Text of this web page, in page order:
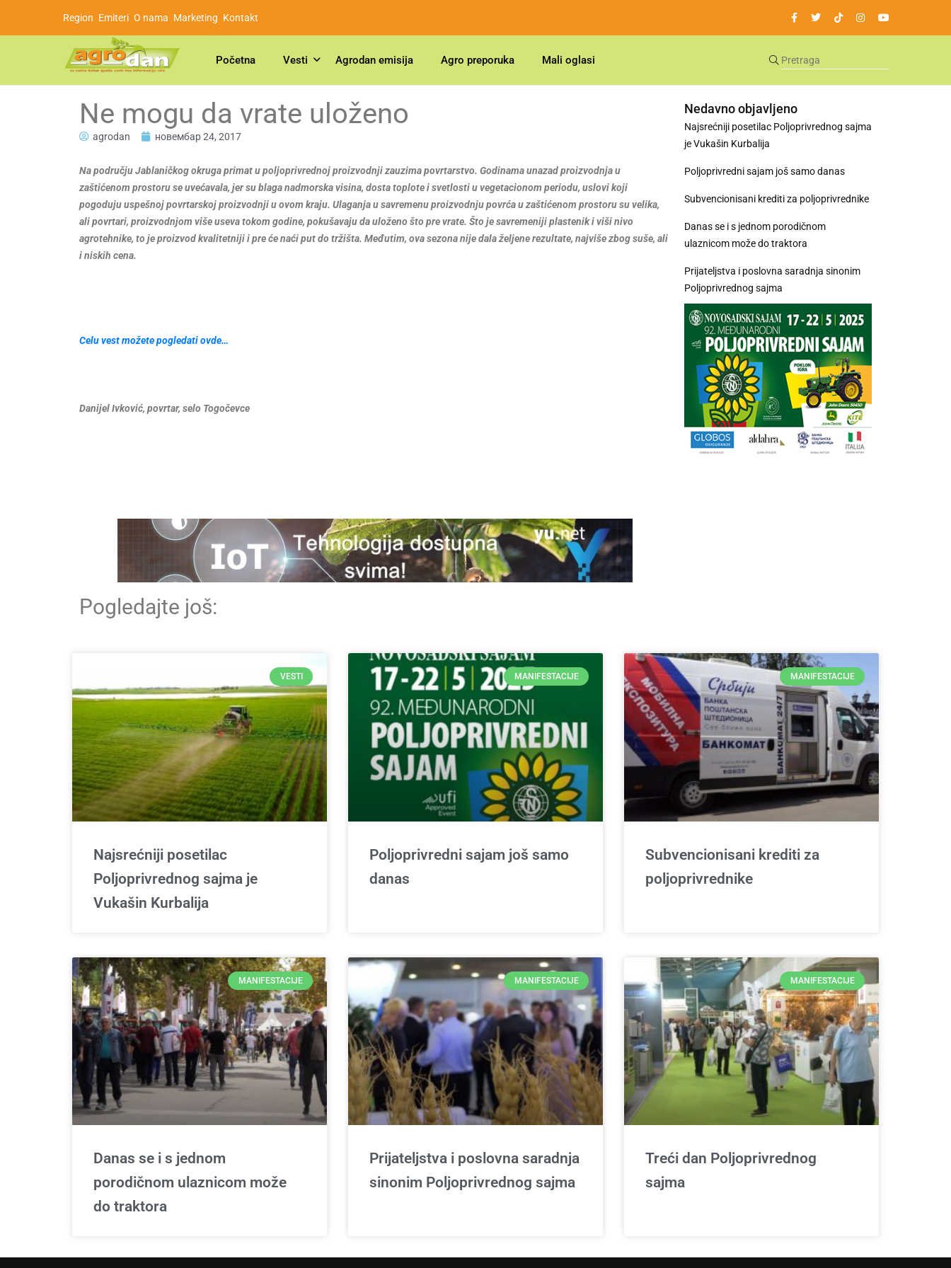
Region Emiteri O nama Marketing Kontakt
Početna Vesti Agrodan emisija Agro preporuka Mali oglasi
Ne mogu da vrate uloženo
agrodan новембар 24, 2017
Na području Jablaničkog okruga primat u poljoprivrednoj proizvodnji zauzima povrtarstvo. Godinama unazad proizvodnja u
zaštićenom prostoru se uvećavala, jer su blaga nadmorska visina, dosta toplote i svetlosti u vegetacionom periodu, uslovi koji
pogoduju uspešnoj povrtarskoj proizvodnji u ovom kraju. Ulaganja u savremenu proizvodnju povrća u zaštićenom prostoru su velika,
ali povrtari, proizvodnjom više useva tokom godine, pokušavaju da uloženo što pre vrate. Što je savremeniji plastenik i viši nivo
agrotehnike, to je proizvod kvalitetniji i pre će naći put do tržišta. Međutim, ova sezona nije dala željene rezultate, najviše zbog suše, ali
i niskih cena.
Celu vest možete pogledati ovde…
Danijel Ivković, povrtar, selo Togočevce
Pogledajte još:
Nedavno objavljeno
Najsrećniji posetilac Poljoprivrednog sajma
je Vukašin Kurbalija
Poljoprivredni sajam još samo danas
Subvencionisani krediti za poljoprivrednike
Danas se i s jednom porodičnom
ulaznicom može do traktora
Prijateljstva i poslovna saradnja sinonim
Poljoprivrednog sajma
VESTI
Najsrećniji posetilac
Poljoprivrednog sajma je
Vukašin Kurbalija
MANIFESTACIJE
Poljoprivredni sajam još samo
danas
MANIFESTACIJE
Subvencionisani krediti za
poljoprivrednike
MANIFESTACIJE
Danas se i s jednom
porodičnom ulaznicom može
do traktora
MANIFESTACIJE
Prijateljstva i poslovna saradnja
sinonim Poljoprivrednog sajma
MANIFESTACIJE
Treći dan Poljoprivrednog
sajma